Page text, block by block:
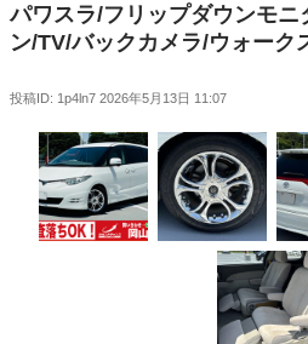
パワスラ/フリップダウンモニ
ン/TV/バックカメラ/ウォーク
投稿ID: 1p4ln7 2026年5月13日 11:07